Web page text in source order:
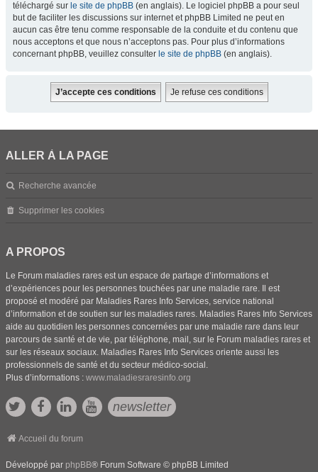
téléchargé sur le site de phpBB (en anglais). Le logiciel phpBB a pour seul
but de faciliter les discussions sur internet et phpBB Limited ne peut en
aucun cas être tenu comme responsable de la conduite et du contenu que
nous acceptons et que nous n’acceptons pas. Pour plus d’informations
concernant phpBB, veuillez consulter le site de phpBB (en anglais).
ALLER À LA PAGE
Recherche avancée
Supprimer les cookies
A PROPOS
Le Forum maladies rares est un espace de partage d’informations et
d’expériences pour les personnes touchées par une maladie rare. Il est
proposé et modéré par Maladies Rares Info Services, service national
d’information et de soutien sur les maladies rares. Maladies Rares Info Services
aide au quotidien les personnes concernées par une maladie rare dans leur
parcours de santé et de vie, par téléphone, mail, sur le Forum maladies rares et
sur les réseaux sociaux. Maladies Rares Info Services oriente aussi les
professionnels de santé et du secteur médico-social.
Plus d’informations : www.maladiesraresinfo.org
newsletter
Accueil du forum
Développé par phpBB® Forum Software © phpBB Limited